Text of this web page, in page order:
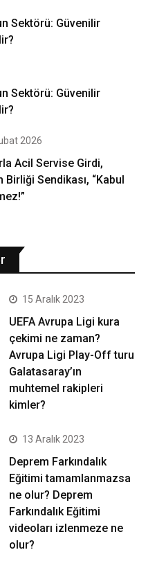
Sektörü: Güvenilir
Sektörü: Güvenilir
2026
Acil Servise Girdi,
Birliği Sendikası, “Kabul
15 Aralık 2023
UEFA Avrupa Ligi kura
çekimi ne zaman?
Avrupa Ligi Play-Off turu
Galatasaray’ın
muhtemel rakipleri
kimler?
13 Aralık 2023
Deprem Farkındalık
Eğitimi tamamlanmazsa
ne olur? Deprem
Farkındalık Eğitimi
videoları izlenmeze ne
olur?